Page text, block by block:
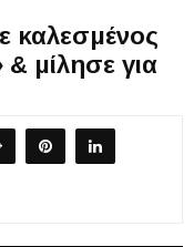
καλεσμένος
μίλησε για